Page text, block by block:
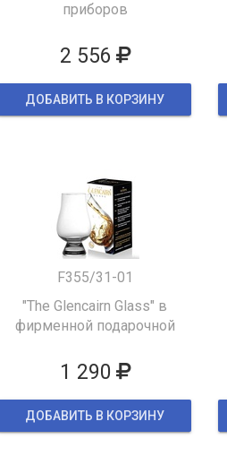
приборов
2 556
ДОБАВИТЬ В КОРЗИНУ
F355/31-01
"The Glencairn Glass" в
фирменной подарочной
1 290
ДОБАВИТЬ В КОРЗИНУ